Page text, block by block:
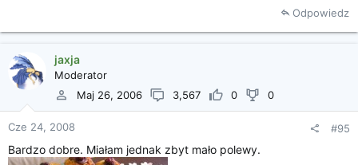
Odpowiedz
jaxja
Moderator
Maj 26, 2006
3,567 0 0
Cze 24, 2008 #95
Bardzo dobre. Miałam jednak zbyt mało polewy.